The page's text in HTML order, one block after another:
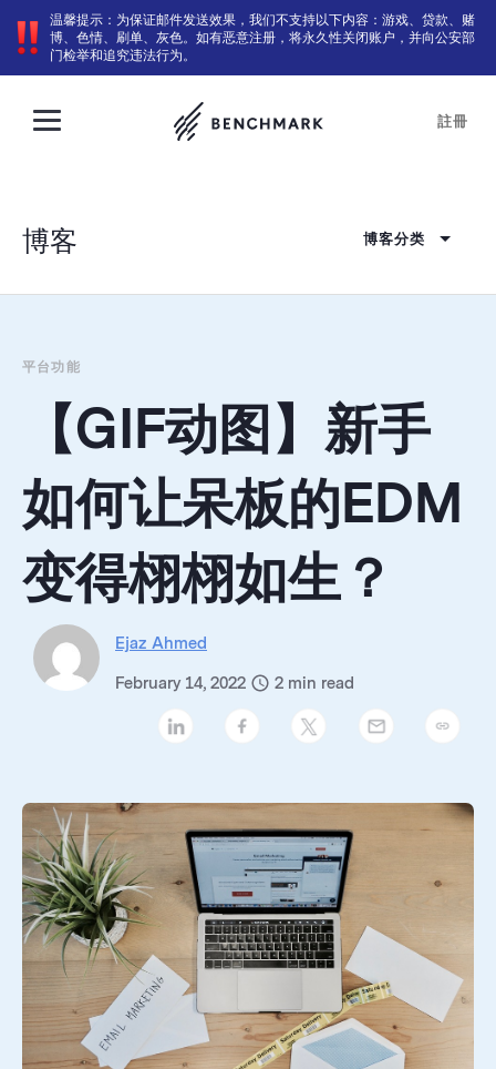
温馨提示：为保证邮件发送效果，我们不支持以下内容：游戏、贷款、赌
博、色情、刷单、灰色。如有恶意注册，将永久性关闭账户，并向公安部
门检举和追究违法行为。
註冊
博客 博客分类
平台功能
【GIF动图】新手
如何让呆板的EDM
变得栩栩如生？
Ejaz Ahmed
February 14, 2022 2 min read